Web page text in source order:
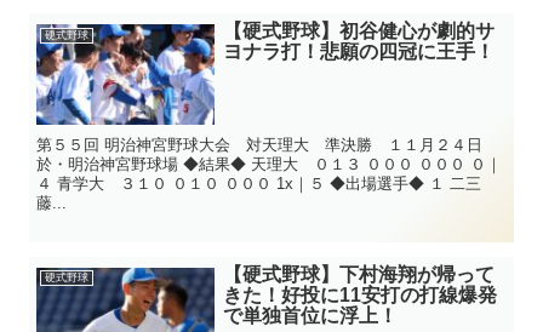
硬式野球
【硬式野球】初谷健心が劇的サ
ヨナラ打！悲願の四冠に王手！
第５５回 明治神宮野球大会 対天理大 準決勝 １１月２４日
於・明治神宮野球場 ◆結果◆ 天理大 ０１３ ０００ ０００ ０｜
４ 青学大 ３１０ ０１０ ０００ 1x｜５ ◆出場選手◆ １ 二三
藤...
硬式野球
【硬式野球】下村海翔が帰って
きた！好投に11安打の打線爆発
で単独首位に浮上！